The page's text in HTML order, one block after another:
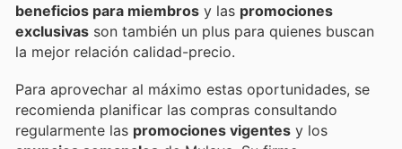
beneficios para miembros y las promociones
exclusivas son también un plus para quienes buscan
la mejor relación calidad-precio.
Para aprovechar al máximo estas oportunidades, se
recomienda planificar las compras consultando
regularmente las promociones vigentes y los